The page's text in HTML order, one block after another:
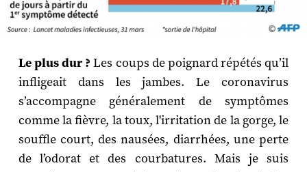
Le plus dur ? Les coups de poignard répétés qu’il
infligeait dans les jambes. Le coronavirus
s’accompagne généralement de symptômes
comme la fièvre, la toux, l'irritation de la gorge, le
souffle court, des nausées, diarrhées, une perte
de l’odorat et des courbatures. Mais je suis